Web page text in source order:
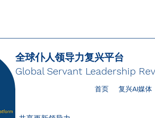
全球仆人领导力复兴平台
Global Servant Leadership
首页 复兴AI媒体